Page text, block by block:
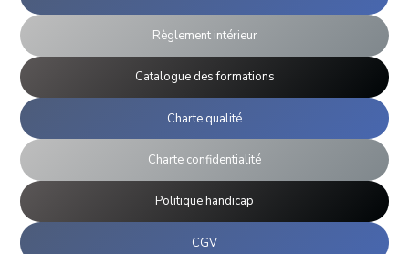
Règlement intérieur
Catalogue des formations
Charte qualité
Charte confidentialité
Politique handicap
CGV